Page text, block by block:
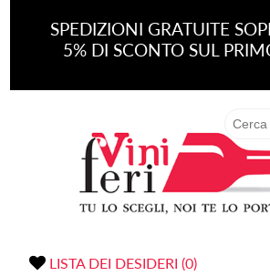
SPEDIZIONI GRATUITE
5% DI SCONTO SUL
LISTA DEI DESIDERI (0)